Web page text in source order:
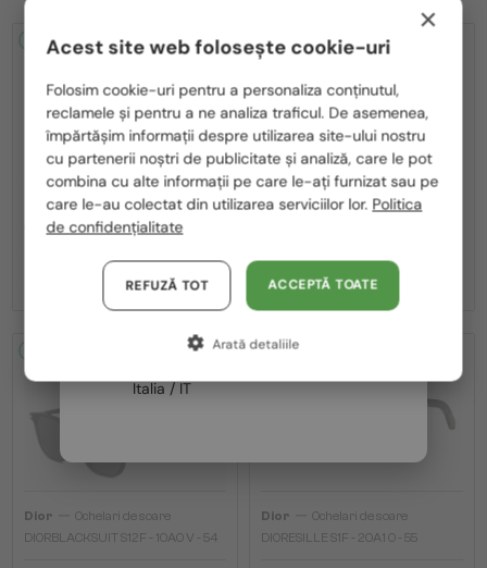
2-4 ZILE
Dior—Ochelari de soare
CDIOR S1F - 35A0 D - 56
2-4 ZILE
Dior—Ochelari de soare
Dior
Ochelari de soare
DIORBLACKSUIT S12F - 10A0 V - 54
2-4 ZILE
Dior
Ochelari de soare
DIORESILLE S1F - 20A1 O - 55
România / RO
Polska / PL
Magyarország / HU
United Arab Emirates / EN
Austria / AT
Germania / DE
Franța / FR
Italia / IT
×
Acest site web folosește cookie-uri
Folosim cookie-uri pentru a personaliza conținutul,
reclamele și pentru a ne analiza traficul. De asemenea,
împărtășim informații despre utilizarea site-ului nostru
cu partenerii noștri de publicitate și analiză, care le pot
combina cu alte informații pe care le-ați furnizat sau pe
care le-au colectat din utilizarea serviciilor lor. Politica
de confidențialitate
ACCEPTĂ TOATE
REFUZĂ TOT
Arată detaliile